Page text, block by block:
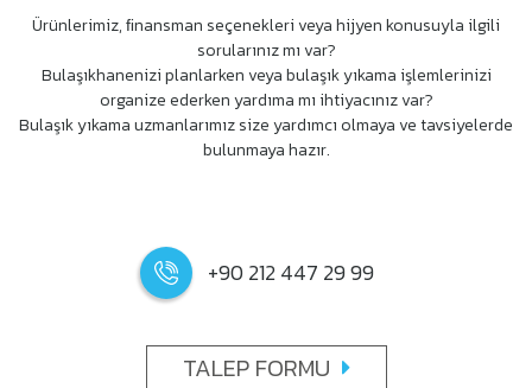
Ürünlerimiz, ﬁnansman seçenekleri veya hijyen konusuyla ilgili
sorularınız mı var?
Bulaşıkhanenizi planlarken veya bulaşık yıkama işlemlerinizi
organize ederken yardıma mı ihtiyacınız var?
Bulaşık yıkama uzmanlarımız size yardımcı olmaya ve tavsiyelerde
bulunmaya hazır.
+90 212 447 29 99
TALEP FORMU